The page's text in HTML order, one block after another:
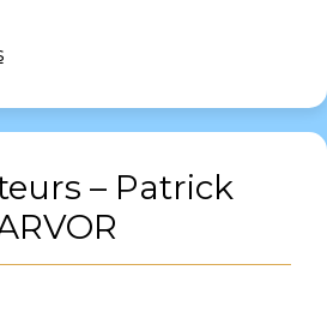
– Patrick